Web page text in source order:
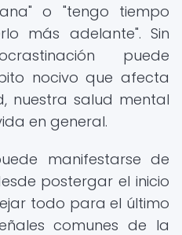
o "tengo tiempo
más adelante". Sin
puede
nocivo que afecta
nuestra salud mental
en general.
manifestarse de
postergar el inicio
todo para el último
comunes de la